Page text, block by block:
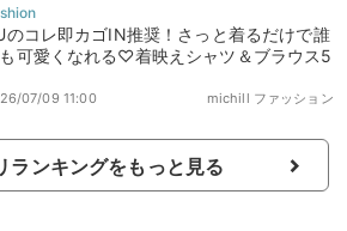
のコレ即カゴIN推奨！さっと着るだけで誰
可愛くなれる♡着映えシャツ＆ブラウス5
michill ファッション
07/09 11:00
ランキングをもっと見る